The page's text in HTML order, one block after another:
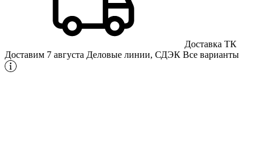
Доставка ТК
Доставим 7 августа Деловые линии, СДЭК Все варианты